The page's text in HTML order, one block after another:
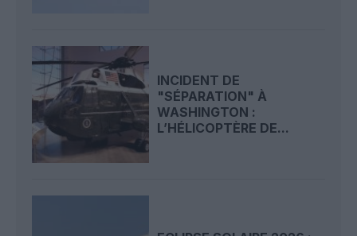
INCIDENT DE
"SÉPARATION" À
WASHINGTON :
L’HÉLICOPTÈRE DE...